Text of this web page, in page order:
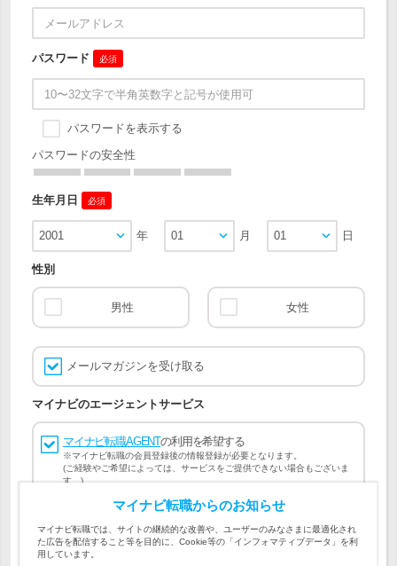
パスワード 必須
パスワードを表示する
パスワードの安全性
生年月日 必須
2001 年 01 月 01 日
性別
男性 女性
メールマガジンを受け取る
マイナビのエージェントサービス
マイナビ転職AGENTの利用を希望する
※マイナビ転職の会員登録後の情報登録が必要となります。
(ご経験やご希望によっては、サービスをご提供できない場合もございま
す。)
会員登録には マイナビ転職 会員規約
マイナビ転職AGENT
会員規約、マイナビ転職AGENT 個人情報の取り扱い および
個人情報の取り扱い
マイナビ転職からのお知らせ
マイナビ転職では、サイトの継続的な改善や、ユーザーのみなさまに最適化され
た広告を配信すること等を目的に、Cookie等の「インフォマティブデータ」を利
用しています。